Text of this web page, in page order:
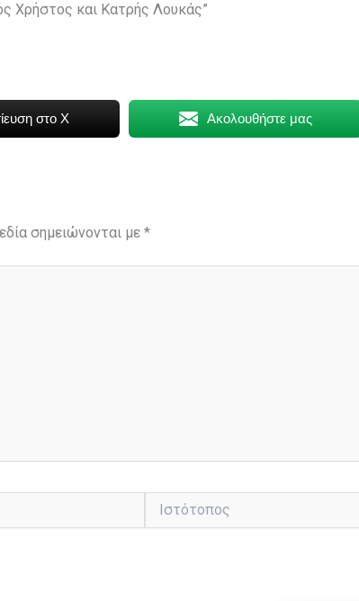
Χρήστος και Κατρής Λουκάς”
στο X Ακολουθήστε μας
σημειώνονται με *
Ιστότοπος